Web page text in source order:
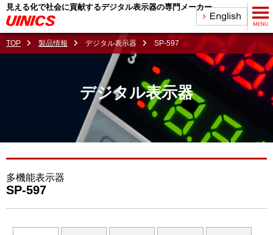
見える化で社会に貢献するデジタル表示器の専門メーカー
TOP 製品情報 デジタル表示器 SP-597
デジタル表示器
多機能表示器
SP-597